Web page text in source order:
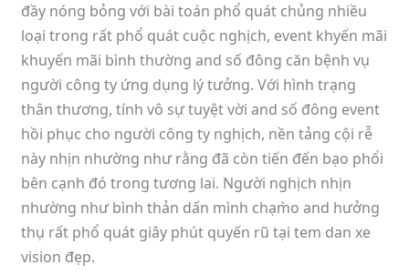
đầy nóng bỏng với bài toán phổ quát chủng nhiều
loại trong rất phổ quát cuộc nghịch, event khyến mãi
khuyến mãi bình thường and số đông căn bệnh vụ
người công ty ứng dụng lý tưởng. Với hình trạng
thân thương, tính vô sự tuyệt vời and số đông event
hồi phục cho người công ty nghịch, nền tảng cội rễ
này nhịn nhường như rằng đã còn tiến đến bạo phổi
bên cạnh đó trong tương lai. Người nghịch nhịn
nhường như bình thản dấn mình chạm̀o and hưởng
thụ rất phổ quát giây phút quyến rũ tại tem dan xe
vision đẹp.